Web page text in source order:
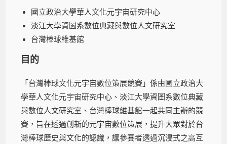
國立政治大學華人文化元宇宙研究中心
淡江大學資圖系數位典藏與數位人文研究室
台灣棒球維基館
目的
「台灣棒球文化元宇宙數位策展競賽」係由國立政治大
學華人文化元宇宙研究中心、淡江大學資圖系數位典藏
與數位人文研究室、台灣棒球維基館一起共同主辦的競
賽，旨在透過創新的元宇宙數位策展，提升大眾對於台
灣棒球歷史與文化的認識，讓參賽者透過沉浸式之高互